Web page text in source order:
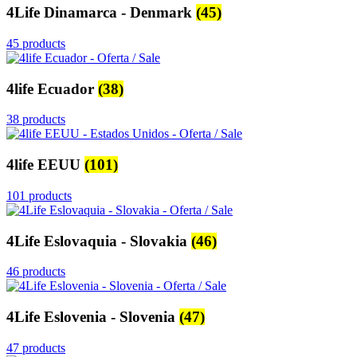
4Life Dinamarca - Denmark (45)
45 products
4life Ecuador (38)
38 products
4life EEUU (101)
101 products
4Life Eslovaquia - Slovakia (46)
46 products
4Life Eslovenia - Slovenia (47)
47 products